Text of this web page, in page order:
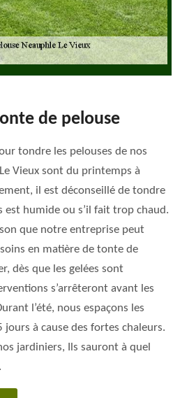
de pelouse
tondre les pelouses de nos
Vieux sont du printemps à
il est déconseillé de tondre
est humide ou s’il fait trop chaud.
que notre entreprise peut
en matière de tonte de
dès que les gelées sont
s’arrêteront avant les
l’été, nous espaçons les
jours à cause des fortes chaleurs.
jardiniers, Ils sauront à quel